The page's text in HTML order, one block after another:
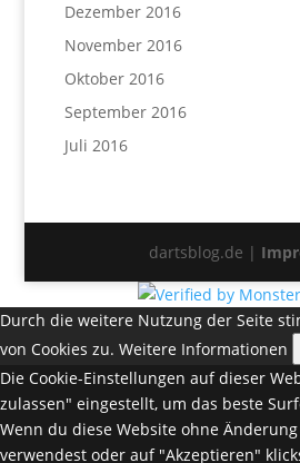
Dezember 2016
November 2016
Oktober 2016
September 2016
Juli 2016
dartsblog.de |
Durch die weitere Nutzung der Seite
von Cookies zu. Weitere Informationen
Die Cookie-Einstellungen auf dieser
zulassen" eingestellt, um das beste
Wenn du diese Website ohne
verwendest oder auf "Akzeptieren"